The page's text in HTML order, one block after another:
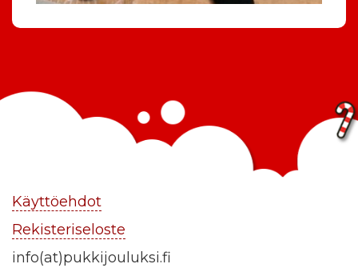
Käyttöehdot
Rekisteriseloste
info(at)pukkijouluksi.fi